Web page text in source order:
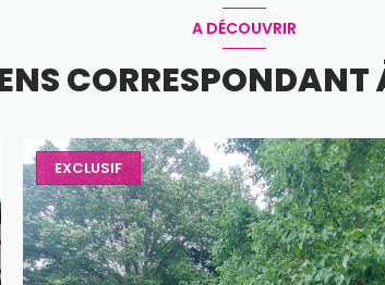
A DÉCOUVRIR
CORRESPONDANT
EXCLUSIF